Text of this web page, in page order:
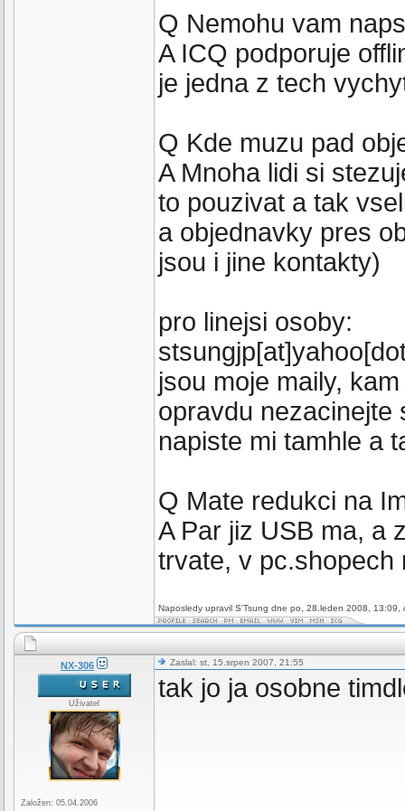
Q Nemohu vam
A ICQ podporuje
je jedna z tech
Q Kde muzu pad
A Mnoha lidi si
to pouzivat a tak
a objednavky pres
jsou i jine kontakty)
pro linejsi osoby:
jsou moje maily,
opravdu nezacinejte
napiste mi tamhle a
Q Mate redukci na
A Par jiz USB ma, a
trvate, v pc.shopech
Naposledy upravil S'Tsung dne po, 28.leden 2008, 13:09,
NX-306
Uživatel
Založen: 05.04.2006
Zaslal: st, 15.srpen 2007, 21:55
tak jo ja osobne